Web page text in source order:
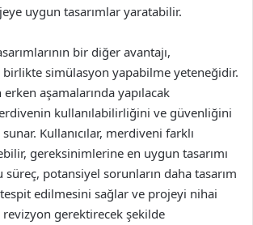
uygun tasarımlar yaratabilir.
bir diğer avantajı,
simülasyon yapabilme yeteneğidir.
aşamalarında yapılacak
kullanılabilirliğini ve güvenliğini
Kullanıcılar, merdiveni farklı
gereksinimlerine en uygun tasarımı
süreç, potansiyel sorunların daha tasarım
edilmesini sağlar ve projeyi nihai
revizyon gerektirecek şekilde